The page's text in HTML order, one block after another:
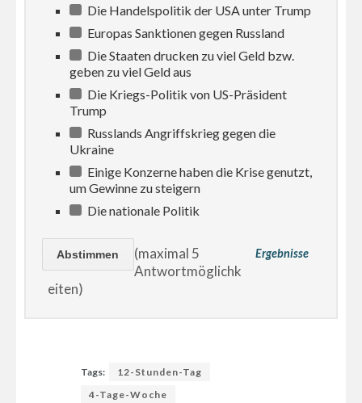
Die Handelspolitik der USA unter Trump
Europas Sanktionen gegen Russland
Die Staaten drucken zu viel Geld bzw.
geben zu viel Geld aus
Die Kriegs-Politik von US-Präsident
Trump
Russlands Angriffskrieg gegen die
Ukraine
Einige Konzerne haben die Krise genutzt,
um Gewinne zu steigern
Die nationale Politik
Ergebnisse
(maximal 5
Antwortmöglichk
eiten)
Tags:
12-Stunden-Tag
4-Tage-Woche